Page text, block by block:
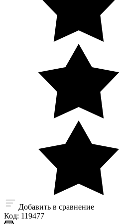
Добавить в сравнение
Код: 119477